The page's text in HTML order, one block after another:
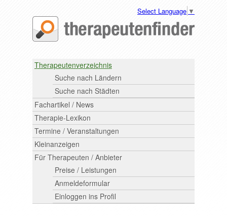
Select Language ▼
Therapeutenverzeichnis
Suche nach Ländern
Suche nach Städten
Fachartikel / News
Therapie-Lexikon
Termine / Veranstaltungen
Kleinanzeigen
Für Therapeuten / Anbieter
Preise / Leistungen
Anmeldeformular
Einloggen ins Profil